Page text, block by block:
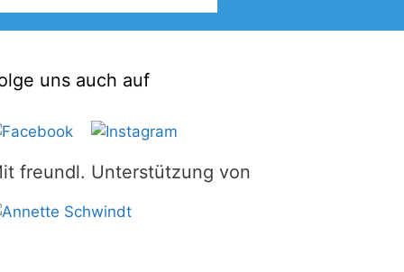
uns auch auf
freundl. Unterstützung von